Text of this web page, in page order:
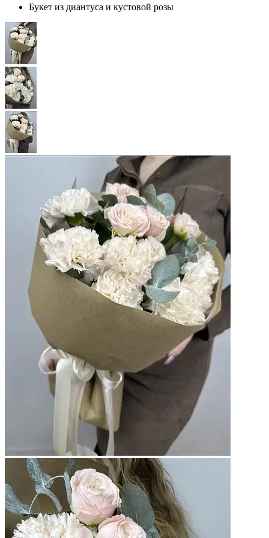
Букет из диантуса и кустовой розы